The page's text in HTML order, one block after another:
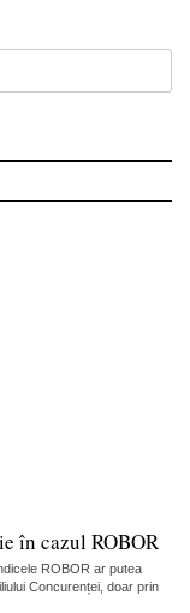
în cazul ROBOR
ROBOR ar putea
Concurenței, doar prin